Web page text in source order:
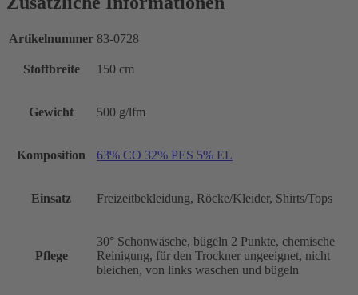
Artikelnummer 83-0728
Stoffbreite 150 cm
Gewicht 500 g/lfm
Komposition 63% CO 32% PES 5% EL
Einsatz Freizeitbekleidung, Röcke/Kleider, Shirts/Tops
Pflege
30° Schonwäsche, bügeln 2 Punkte, chemische
Reinigung, für den Trockner ungeeignet, nicht
bleichen, von links waschen und bügeln